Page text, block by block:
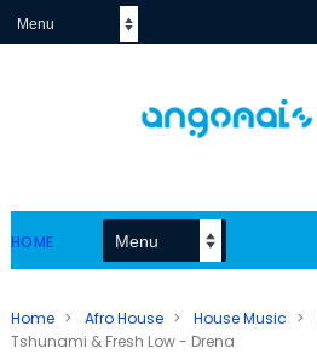
HOME
Home > Afro House > House Music >
Tshunami & Fresh Low - Drena